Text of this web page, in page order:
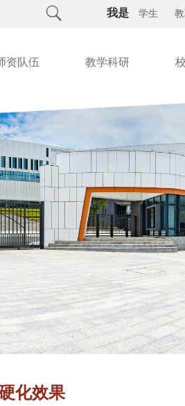
我是 学生

资队伍 教学科研
化效果